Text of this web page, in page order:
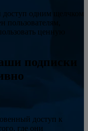
одним щелчком
ценную
подписки
доступ к
где они